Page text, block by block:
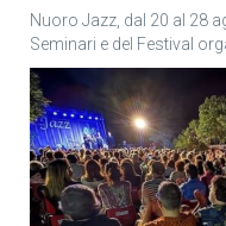
Nuoro Jazz, dal 20 al 28
Seminari e del Festival